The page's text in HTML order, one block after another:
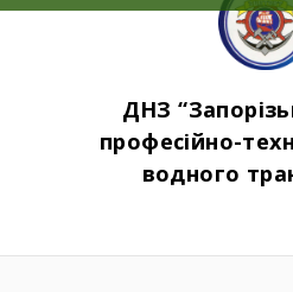
ДНЗ
професійно-
водного